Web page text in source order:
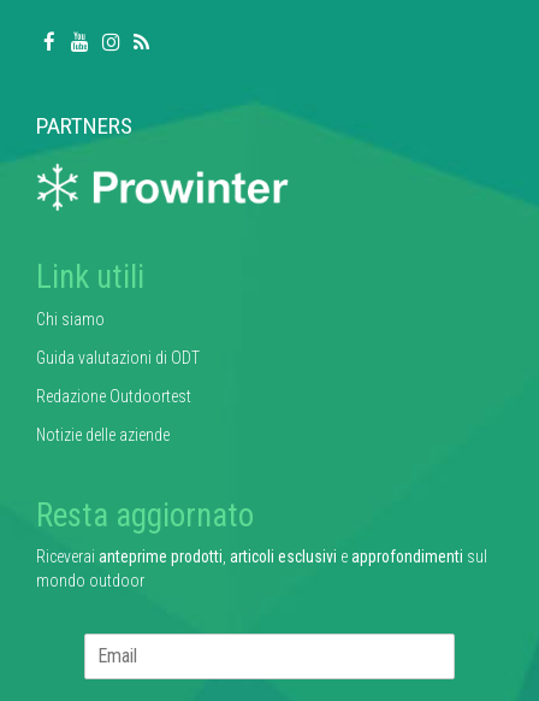
PARTNERS
Link utili
Chi siamo
Guida valutazioni di ODT
Redazione Outdoortest
Notizie delle aziende
Resta aggiornato
Riceverai anteprime prodotti articoli esclusivi eapprofondimenti sul
mondo outdoor